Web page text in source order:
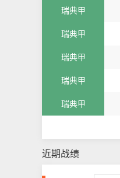
瑞典甲
瑞典甲
瑞典甲
瑞典甲
瑞典甲
近期战绩